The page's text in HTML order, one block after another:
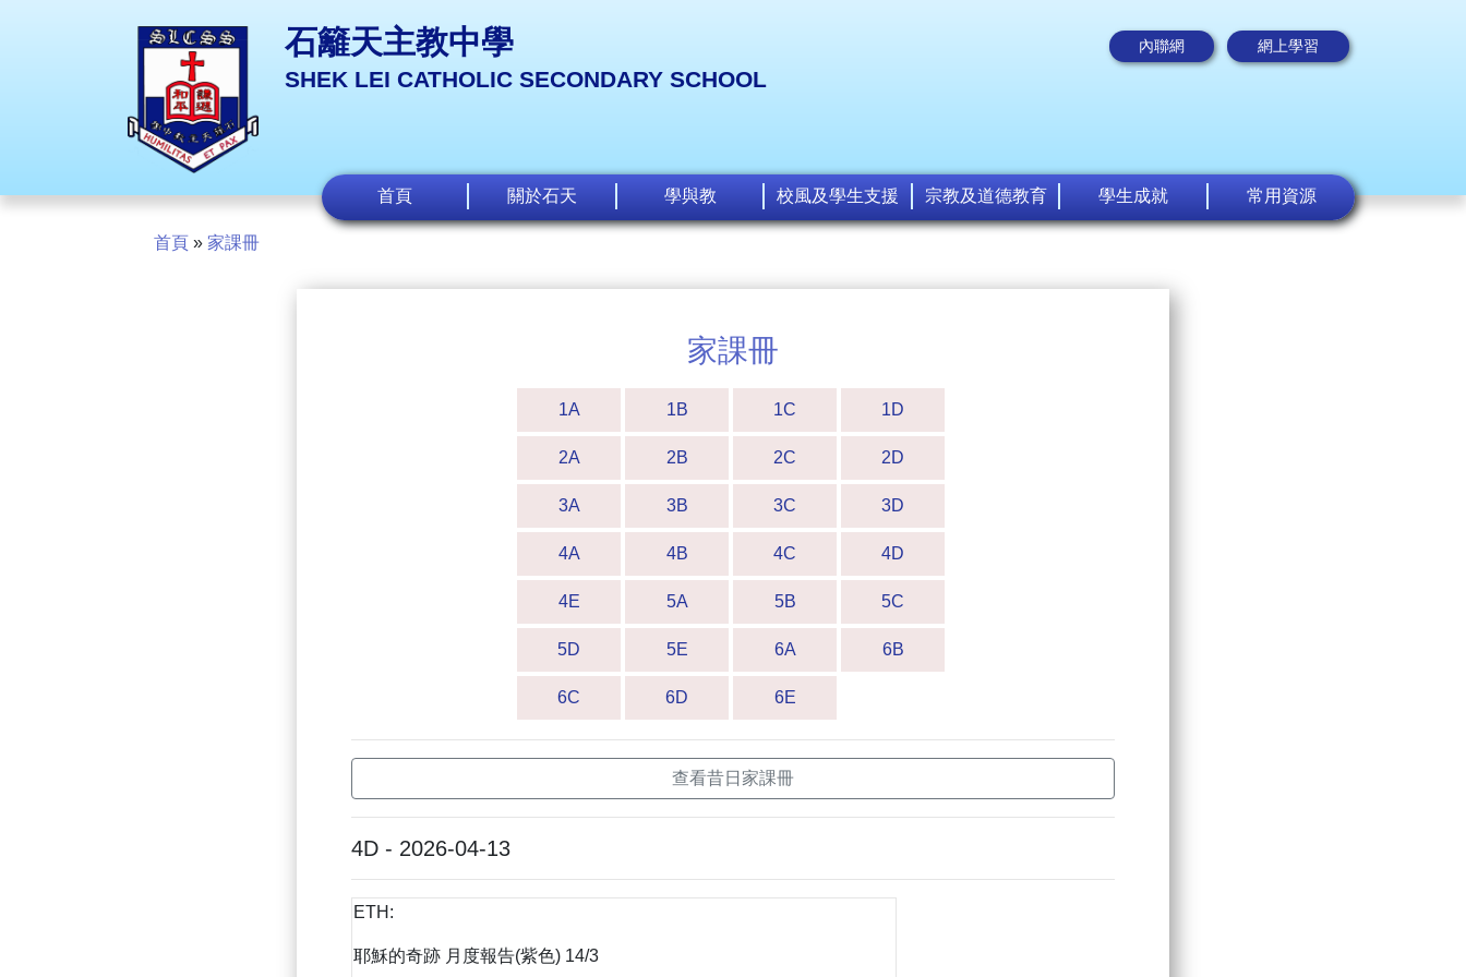
石籬天主教中學
SHEK LEI CATHOLIC SECONDARY SCHOOL
內聯網 網上學習
首頁 關於石天 學與教 校風及學生支援 宗教及道德教育 學生成就 常用資源
首頁 » 家課冊
家課冊
1A 1B 1C 1D
2A 2B 2C 2D
3A 3B 3C 3D
4A 4B 4C 4D
4E 5A 5B 5C
5D 5E 6A 6B
6C 6D 6E
查看昔日家課冊
4D - 2026-04-13
ETH:
耶穌的奇跡 月度報告(紫色) 14/3